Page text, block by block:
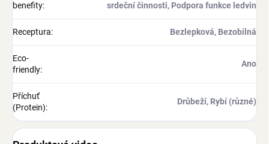
benefity:
srdeční činnosti, Podpora funkce ledvin
Receptura: Bezlepková, Bezobilná
Eco-
friendly:
Ano
Příchuť
(Protein):
Drůbeží, Rybí (různé)